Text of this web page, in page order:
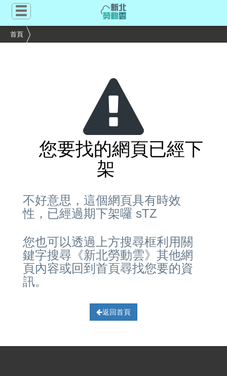
要
首頁
您要找的網頁已經下
架
不好意思，這個網頁具有時效
性，已經過期下架囉 sTZ
您也可以透過上方搜尋框利用關
鍵字搜尋《新北勞動雲》其他網
頁內容或回到首頁尋找您要的資
訊。
返回首頁